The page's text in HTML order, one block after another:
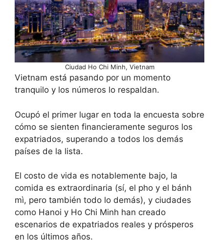
Ciudad Ho Chi Minh, Vietnam
Vietnam está pasando por un momento
tranquilo y los números lo respaldan.
Ocupó el primer lugar en toda la encuesta sobre
cómo se sienten financieramente seguros los
expatriados, superando a todos los demás
países de la lista.
El costo de vida es notablemente bajo, la
comida es extraordinaria (sí, el pho y el bánh
mì, pero también todo lo demás), y ciudades
como Hanoi y Ho Chi Minh han creado
escenarios de expatriados reales y prósperos
en los últimos años.